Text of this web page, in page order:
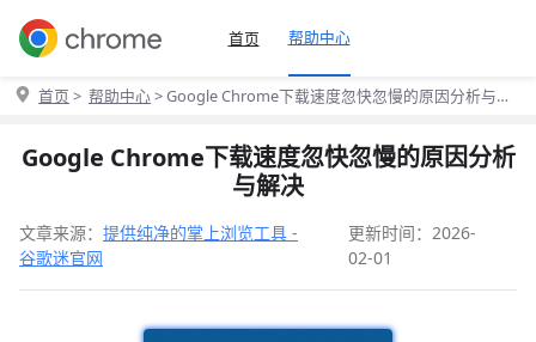
首页 帮助中心
首页 > 帮助中心> Google Chrome下载速度忽快忽慢的原因分析与解
Google Chrome下载速度忽快忽慢的原因分析
与解决
文章来源： 提供纯净的掌上浏览工具 -
谷歌迷官网
更新时间：2026-
02-01